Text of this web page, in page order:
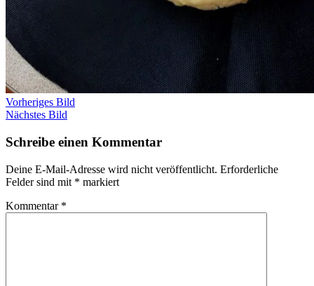
Vorheriges Bild
Nächstes Bild
Schreibe einen Kommentar
Deine E-Mail-Adresse wird nicht veröffentlicht. Erforderliche
Felder sind mit * markiert
Kommentar *